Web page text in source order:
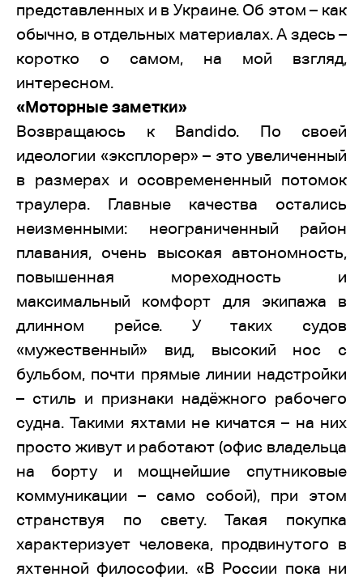
представленных и в Украине. Об этом – как
обычно, в отдельных материалах. А здесь –
коротко о самом, на мой взгляд,
интересном.
«Моторные заметки»
Возвращаюсь к Bandido. По своей
идеологии «эксплорер» – это увеличенный
в размерах и осовремененный потомок
траулера. Главные качества остались
неизменными: неограниченный район
плавания, очень высокая автономность,
повышенная мореходность и
максимальный комфорт для экипажа в
длинном рейсе. У таких судов
«мужественный» вид, высокий нос с
бульбом, почти прямые линии надстройки
– стиль и признаки надёжного рабочего
судна. Такими яхтами не кичатся – на них
просто живут и работают (офис владельца
на борту и мощнейшие спутниковые
коммуникации – само собой), при этом
странствуя по свету. Такая покупка
характеризует человека, продвинутого в
яхтенной философии. «В России пока ни